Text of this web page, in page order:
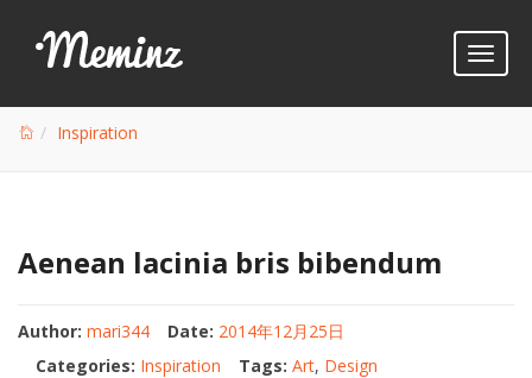
Toggle
Inspiration
Aenean lacinia bris bibendum
Author: mari344 Date: 2014年12月25日
Categories: Inspiration Tags: Art, Design